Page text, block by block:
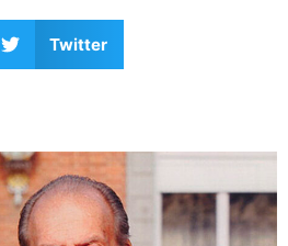
Twitter